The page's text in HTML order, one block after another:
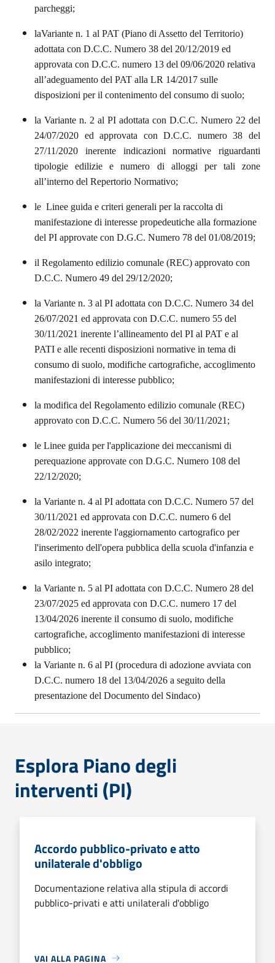
parcheggi;
laVariante n. 1 al PAT (Piano di Assetto del Territorio)
adottata con D.C.C. Numero 38 del 20/12/2019 ed
approvata con D.C.C. numero 13 del 09/06/2020 relativa
all’adeguamento del PAT alla LR 14/2017 sulle
disposizioni per il contenimento del consumo di suolo;
la Variante n. 2 al PI adottata con D.C.C. Numero 22 del
24/07/2020 ed approvata con D.C.C. numero 38 del
27/11/2020 inerente indicazioni normative riguardanti
tipologie edilizie e numero di alloggi per tali zone
all’interno del Repertorio Normativo;
le Linee guida e criteri generali per la raccolta di
manifestazione di interesse propedeutiche alla formazione
del PI approvate con D.G.C. Numero 78 del 01/08/2019;
il Regolamento edilizio comunale (REC) approvato con
D.C.C. Numero 49 del 29/12/2020;
la Variante n. 3 al PI adottata con D.C.C. Numero 34 del
26/07/2021 ed approvata con D.C.C. numero 55 del
30/11/2021 inerente l’allineamento del PI al PAT e al
PATI e alle recenti disposizioni normative in tema di
consumo di suolo, modifiche cartografiche, accoglimento
manifestazioni di interesse pubblico;
la modifica del Regolamento edilizio comunale (REC)
approvato con D.C.C. Numero 56 del 30/11/2021;
le Linee guida per l'applicazione dei meccanismi di
perequazione approvate con D.G.C. Numero 108 del
22/12/2020;
la Variante n. 4 al PI adottata con D.C.C. Numero 57 del
30/11/2021 ed approvata con D.C.C. numero 6 del
28/02/2022 inerente l'aggiornamento cartografico per
l'inserimento dell'opera pubblica della scuola d'infanzia e
asilo integrato;
la Variante n. 5 al PI adottata con D.C.C. Numero 28 del
23/07/2025 ed approvata con D.C.C. numero 17 del
13/04/2026 inerente il consumo di suolo, modifiche
cartografiche, accoglimento manifestazioni di interesse
pubblico;
la Variante n. 6 al PI (procedura di adozione avviata con
D.C.C. numero 18 del 13/04/2026 a seguito della
presentazione del Documento del Sindaco)
Esplora Piano degli
interventi (PI)
Accordo pubblico-privato e atto
unilaterale d'obbligo
Documentazione relativa alla stipula di accordi
pubblico-privati e atti unilaterali d'obbligo
VAI ALLA PAGINA